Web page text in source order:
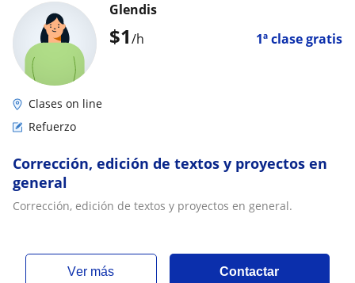
$1/h 1ª clase gratis
Glendis
Clases on line
Refuerzo
Corrección, edición de textos y proyectos en
general
Corrección, edición de textos y proyectos en general.
ver más Contactar